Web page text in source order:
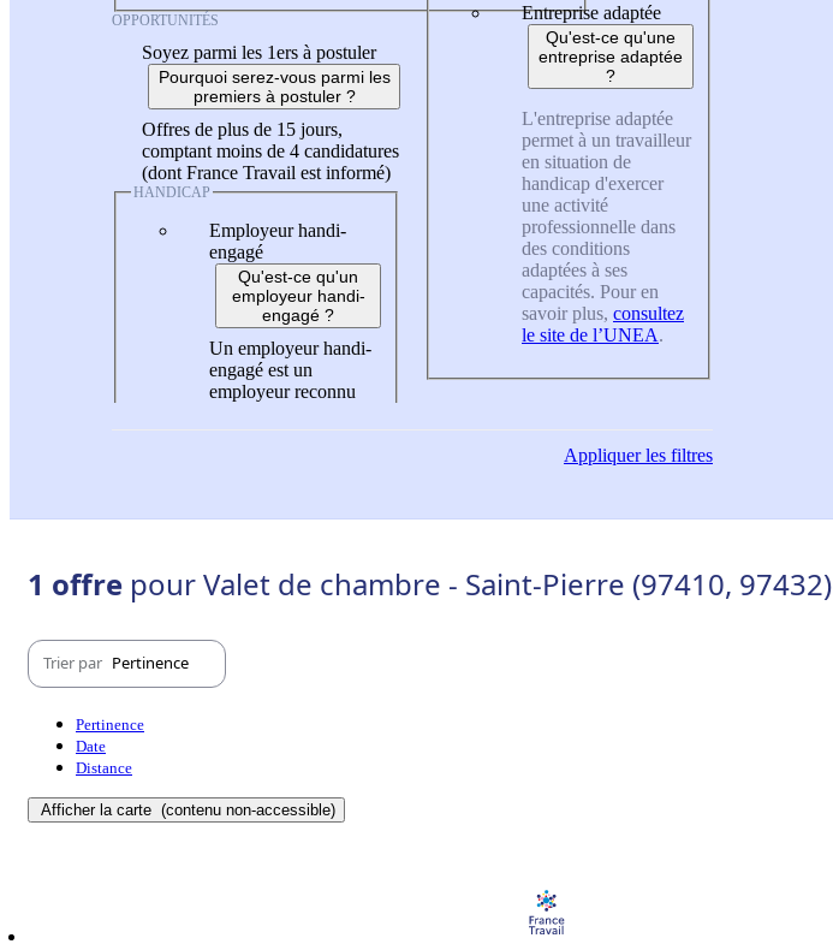
OPPORTUNITÉS
Soyez parmi les 1ers à postuler
Pourquoi serez-vous parmi les
premiers à postuler ?
Offres de plus de 15 jours,
comptant moins de 4 candidatures
(dont France Travail est informé)
HANDICAP
Employeur handi-
engagé
Qu'est-ce qu'un
employeur handi-
engagé ?
Un employeur handi-
engagé est un
employeur reconnu
Entreprise adaptée
Qu'est-ce qu'une
entreprise adaptée
?
L'entreprise adaptée
permet à un travailleur
en situation de
handicap d'exercer
une activité
professionnelle dans
des conditions
adaptées à ses
capacités. Pour en
savoir plus, consultez
le site de l’UNEA.
Appliquerles filtres
1 offre pour Valet de chambre - Saint-Pierre (97410, 97432)
Trier par Pertinence
Pertinence
Date
Distance
Afficher la carte (contenu non-accessible)